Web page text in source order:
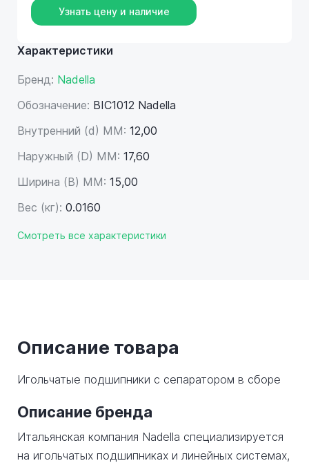
Характеристики
Бренд: Nadella
Обозначение: BIC1012 Nadella
Внутренний (d) ММ: 12,00
Наружный (D) ММ: 17,60
Ширина (B) MM: 15,00
Вес (кг): 0.0160
Смотреть все характеристики
Узнать цену и наличие
Описание товара
Игольчатые подшипники с сепаратором в сборе
Описание бренда
Итальянская компания Nadella специализируется
на игольчатых подшипниках и линейных системах,